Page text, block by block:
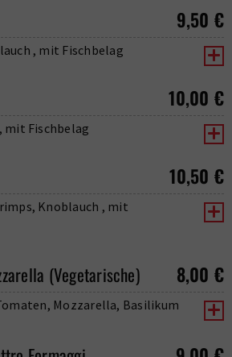
9,50 €
, mit Fischbelag
10,00 €
mit Fischbelag
10,50 €
Knoblauch , mit
(Vegetarische) 8,00 €
Mozzarella, Basilikum